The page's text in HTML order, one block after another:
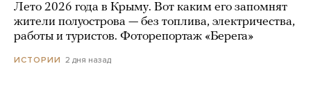
Лето 2026 года в Крыму. Вот каким его запомнят
жители полуострова — без топлива, электричества,
работы и туристов. Фоторепортаж «Берега»
ИСТОРИИ 2 дня назад